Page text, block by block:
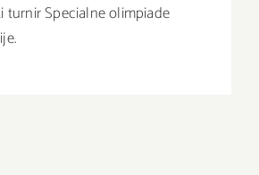
turnir Specialne olimpiade